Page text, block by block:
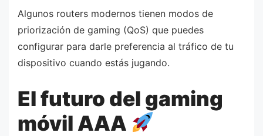
Algunos routers modernos tienen modos de
priorización de gaming (QoS) que puedes
configurar para darle preferencia al tráfico de tu
dispositivo cuando estás jugando.
El futuro del gaming
móvil AAA